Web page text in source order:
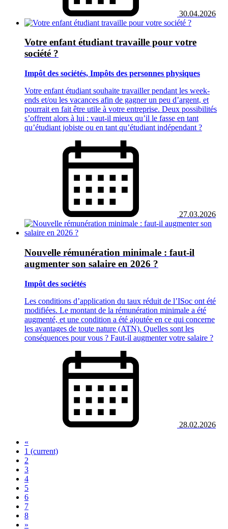
30.04.2026
Votre enfant étudiant travaille pour votre
société ?
Impôt des sociétés, Impôts des personnes physiques
Votre enfant étudiant souhaite travailler pendant les week-
ends et/ou les vacances afin de gagner un peu d’argent, et
pourrait en fait être utile à votre entreprise. Deux possibilités
s’offrent alors à lui : vaut-il mieux qu’il le fasse en tant
qu’étudiant jobiste ou en tant qu’étudiant indépendant ?
27.03.2026
Nouvelle rémunération minimale : faut-il
augmenter son salaire en 2026 ?
Impôt des sociétés
Les conditions d’application du taux réduit de l’ISoc ont été
modifiées. Le montant de la rémunération minimale a été
augmenté, et une condition a été ajoutée en ce qui concerne
les avantages de toute nature (ATN). Quelles sont les
conséquences pour vous ? Faut-il augmenter votre salaire ?
28.02.2026
«
1 (current)
2
3
4
5
6
7
8
»